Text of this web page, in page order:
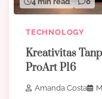
TECHNOLOGY
Kreativitas
ProArt P16
Amanda Costa